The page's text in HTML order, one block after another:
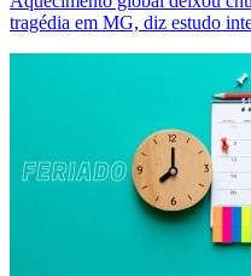
tragédia em MG, diz estudo